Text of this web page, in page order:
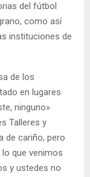
del fútbol
como así
instituciones de
de los
en lugares
ninguno»
Talleres y
de cariño, pero
que venimos
y ustedes no